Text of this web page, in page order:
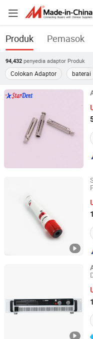
Produk Pemasok
94,432 penyedia adaptor Produk
Colokan Adaptor baterai
Stardent Equipment
Guangdong, China
Ningbo Siny Medical
Zhejiang, China
Guangzhou
Guangdong, China